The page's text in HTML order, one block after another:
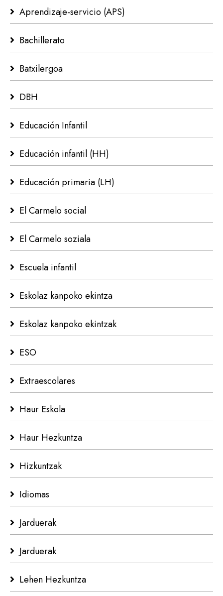
Aprendizaje-servicio (APS)
Bachillerato
Batxilergoa
DBH
Educación Infantil
Educación infantil (HH)
Educación primaria (LH)
El Carmelo social
El Carmelo soziala
Escuela infantil
Eskolaz kanpoko ekintza
Eskolaz kanpoko ekintzak
ESO
Extraescolares
Haur Eskola
Haur Hezkuntza
Hizkuntzak
Idiomas
Jarduerak
Jarduerak
Lehen Hezkuntza